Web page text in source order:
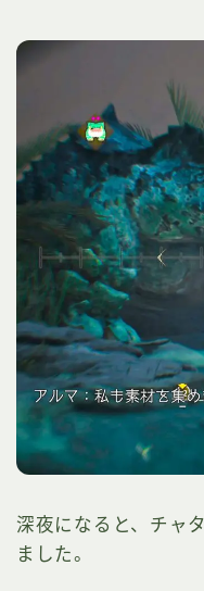
深夜になると、チャ
ました。